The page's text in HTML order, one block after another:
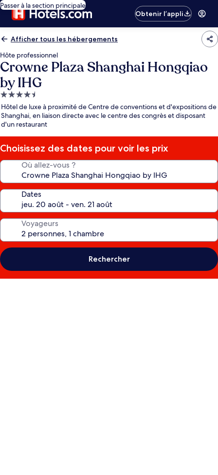
Passer à la section principale
Obtenir l’appli
Afficher tous les hébergements
Hôte professionnel
Crowne Plaza Shanghai Hongqiao
by IHG
Hébergement
4.5 étoiles
Hôtel de luxe à proximité de Centre de conventions et d'expositions de
Shanghai, en liaison directe avec le centre des congrès et disposant
d'un restaurant
Choisissez des dates pour voir les prix
Où allez-vous ?
Dates
Voyageurs
Rechercher